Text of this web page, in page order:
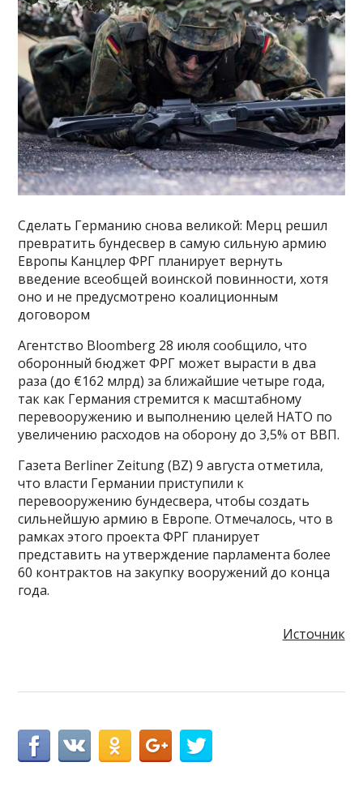
Сделать Германию снова великой: Мерц решил
превратить бундесвер в самую сильную армию
Европы Канцлер ФРГ планирует вернуть
введение всеобщей воинской повинности, хотя
оно и не предусмотрено коалиционным
договором
Агентство Bloomberg 28 июля сообщило, что
оборонный бюджет ФРГ может вырасти в два
раза (до €162 млрд) за ближайшие четыре года,
так как Германия стремится к масштабному
перевооружению и выполнению целей НАТО по
увеличению расходов на оборону до 3,5% от ВВП.
Газета Berliner Zeitung (BZ) 9 августа отметила,
что власти Германии приступили к
перевооружению бундесвера, чтобы создать
сильнейшую армию в Европе. Отмечалось, что в
рамках этого проекта ФРГ планирует
представить на утверждение парламента более
60 контрактов на закупку вооружений до конца
года.
Источник